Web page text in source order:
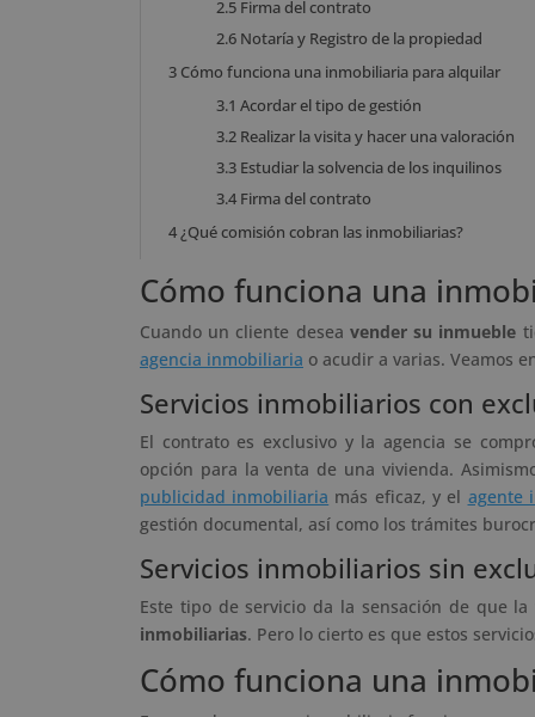
2.5 Firma del contrato
2.6 Notaría y Registro de la propiedad
3 Cómo funciona una inmobiliaria para alquilar
3.1 Acordar el tipo de gestión
3.2 Realizar la visita y hacer una valoración
3.3 Estudiar la solvencia de los inquilinos
3.4 Firma del contrato
4¿Qué comisión cobran las inmobiliarias?
Cómo funciona una
Cuando un cliente desea vender su inmueble
agencia inmobiliaria o acudir a varias. Veamos
Servicios inmobiliarios con
El contrato es exclusivo y la agencia se
opción para la venta de una vivienda.
publicidad inmobiliaria más eficaz, y el agente
gestión documental, así como los trámites
Servicios inmobiliarios sin
Este tipo de servicio da la sensación de que
inmobiliarias. Pero lo cierto es que estos
Cómo funciona una